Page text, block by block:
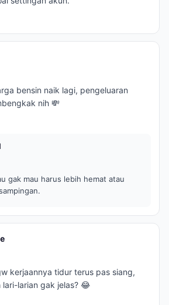
bensin naik lagi, pengeluaran
nih 💸
gak mau harus lebih hemat atau
kerjaannya tidur terus pas siang,
lari-larian gak jelas? 😂